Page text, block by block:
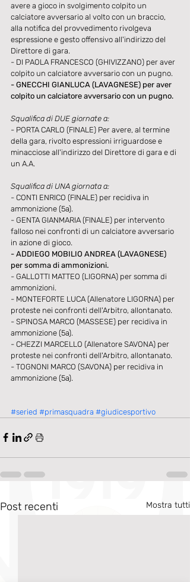
avere a gioco in svolgimento colpito un
calciatore avversario al volto con un braccio,
alla notifica del provvedimento rivolgeva
espressione e gesto offensivo all'indirizzo del
Direttore di gara.
- DI PAOLA FRANCESCO (GHIVIZZANO) per aver
colpito un calciatore avversario con un pugno.
- GNECCHI GIANLUCA (LAVAGNESE) per aver
colpito un calciatore avversario con un pugno.
Squalifica di DUE giornate a:
- PORTA CARLO (FINALE) Per avere, al termine
della gara, rivolto espressioni irriguardose e
minacciose all'indirizzo del Direttore di gara e di
un A.A.
Squalifica di UNA giornata a:
- CONTI ENRICO (FINALE) per recidiva in
ammonizione (5a).
- GENTA GIANMARIA (FINALE) per intervento
falloso nei confronti di un calciatore avversario
in azione di gioco.
- ADDIEGO MOBILIO ANDREA (LAVAGNESE)
per somma di ammonizioni.
- GALLOTTI MATTEO (LIGORNA) per somma di
ammonizioni.
- MONTEFORTE LUCA (Allenatore LIGORNA) per
proteste nei confronti dell'Arbitro, allontanato.
- SPINOSA MARCO (MASSESE) per recidiva in
ammonizione (5a).
- CHEZZI MARCELLO (Allenatore SAVONA) per
proteste nei confronti dell'Arbitro, allontanato.
- TOGNONI MARCO (SAVONA) per recidiva in
ammonizione (5a).​​
#seried #primasquadra #giudicesportivo
Post recenti Mostra tutti